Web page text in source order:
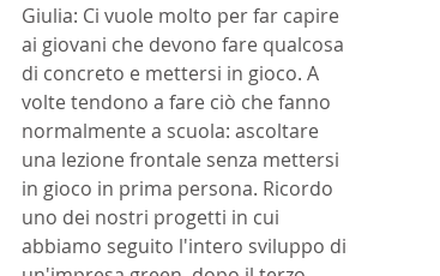
Giulia: Ci vuole molto per far capire
ai giovani che devono fare qualcosa
di concreto e mettersi in gioco. A
volte tendono a fare ciò che fanno
normalmente a scuola: ascoltare
una lezione frontale senza mettersi
in gioco in prima persona. Ricordo
uno dei nostri progetti in cui
abbiamo seguito l'intero sviluppo di